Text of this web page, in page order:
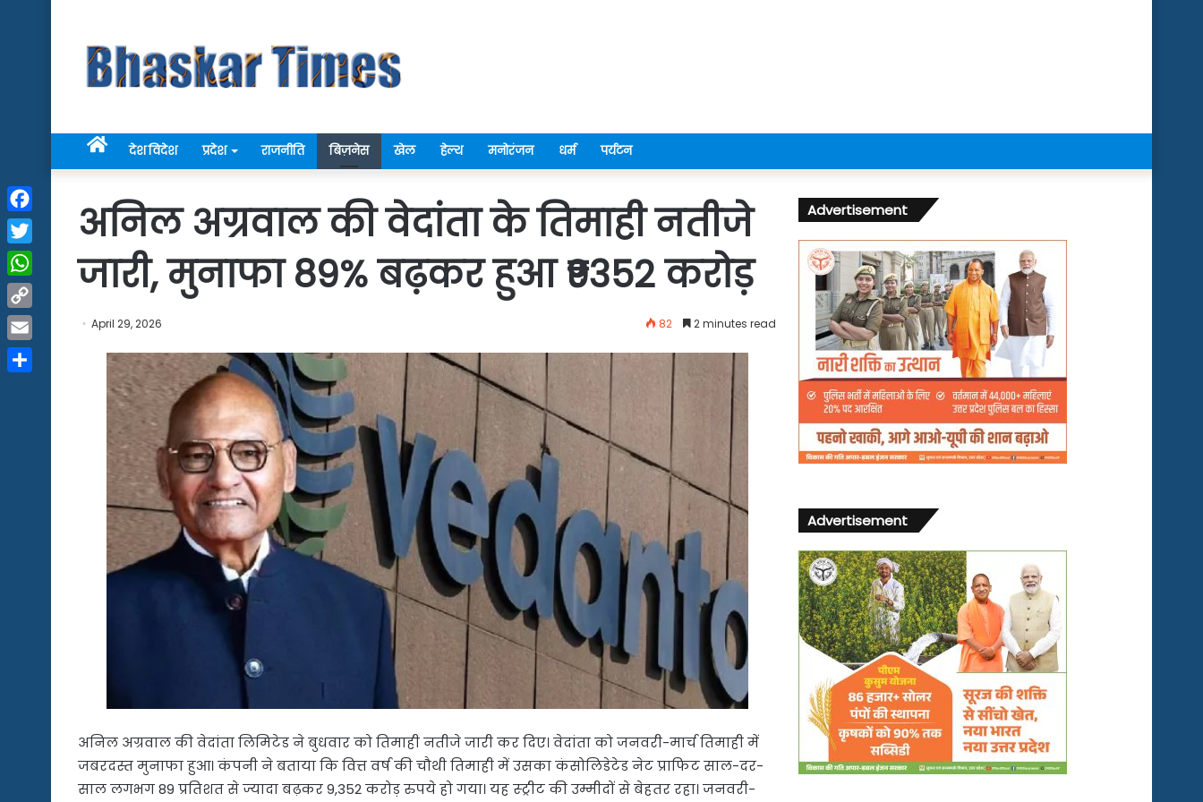
Homeदेश विदेश प्रदेश राजनीति बिज़नेस खेल हेल्थ मनोरंजन धर्म पर्यटन
अनिल अग्रवाल की वेदांता के तिमाही नतीजे
जारी, मुनाफा 89% बढ़कर हुआ ₹9352 करोड़
April 29, 2026 82 2 minutes read
अनिल अग्रवाल की वेदांता लिमिटेड ने बुधवार को तिमाही नतीजे जारी कर दिए। वेदांता को जनवरी-मार्च तिमाही में
जबरदस्त मुनाफा हुआ। कंपनी ने बताया कि वित्त वर्ष की चौथी तिमाही में उसका कंसोलिडेटेड नेट प्राफिट साल-दर-
साल लगभग 89 प्रतिशत से ज्यादा बढ़कर 9,352 करोड़ रुपये हो गया। यह स्ट्रीट की उम्मीदों से बेहतर रहा। जनवरी-
Advertisement
Advertisement
Facebook
Twitter
WhatsApp
Copy
Link
Email